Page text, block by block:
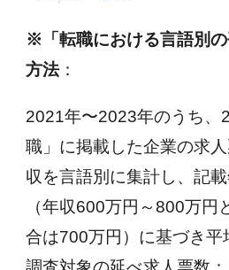
※「転職における言語別
方法：
2021年〜2023年のうち、
職」に掲載した企業の求
収を言語別に集計し、記
（年収600万円～800万円
合は700万円）に基づき